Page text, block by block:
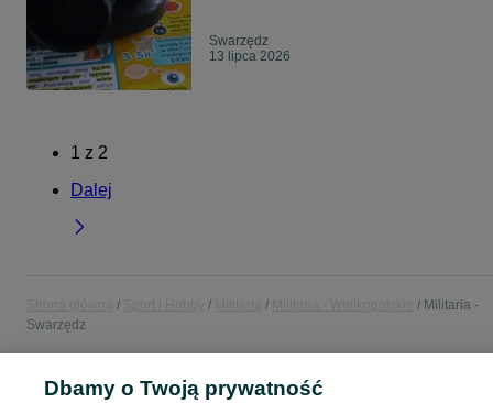
Swarzędz
13 lipca 2026
1 z 2
Dalej
Militaria -
Swarzędz
MILITARIA
Dbamy o Twoją prywatność